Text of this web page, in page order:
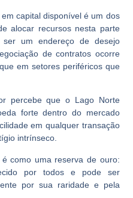
capital disponível é um dos
alocar recursos nesta parte
um endereço de desejo
de contratos ocorre
em setores periféricos que
percebe que o Lago Norte
forte dentro do mercado
em qualquer transação
intrínseco.
como uma reserva de ouro:
por todos e pode ser
por sua raridade e pela